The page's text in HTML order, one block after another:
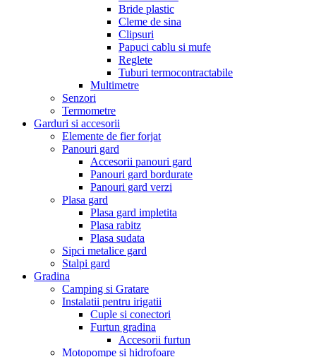
Bride plastic
Cleme de sina
Clipsuri
Papuci cablu si mufe
Reglete
Tuburi termocontractabile
Multimetre
Senzori
Termometre
Garduri si accesorii
Elemente de fier forjat
Panouri gard
Accesorii panouri gard
Panouri gard bordurate
Panouri gard verzi
Plasa gard
Plasa gard impletita
Plasa rabitz
Plasa sudata
Sipci metalice gard
Stalpi gard
Gradina
Camping si Gratare
Instalatii pentru irigatii
Cuple si conectori
Furtun gradina
Accesorii furtun
Motopompe si hidrofoare